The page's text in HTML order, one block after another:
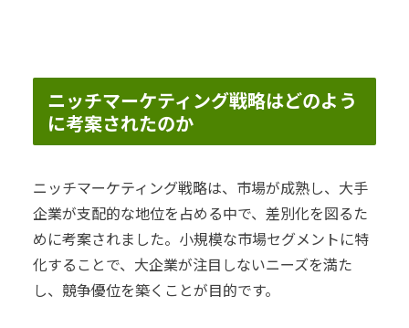
ニッチマーケティング戦略はどのよう
に考案されたのか
ニッチマーケティング戦略は、市場が成熟し、大手
企業が支配的な地位を占める中で、差別化を図るた
めに考案されました。小規模な市場セグメントに特
化することで、大企業が注目しないニーズを満た
し、競争優位を築くことが目的です。